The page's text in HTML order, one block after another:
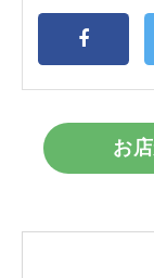
お